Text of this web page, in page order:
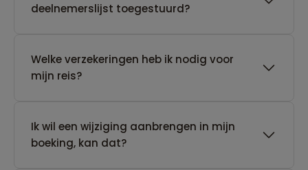
deelnemerslijst toegestuurd?
Welke verzekeringen heb ik nodig voor
mijn reis?
Ik wil een wijziging aanbrengen in mijn
boeking, kan dat?